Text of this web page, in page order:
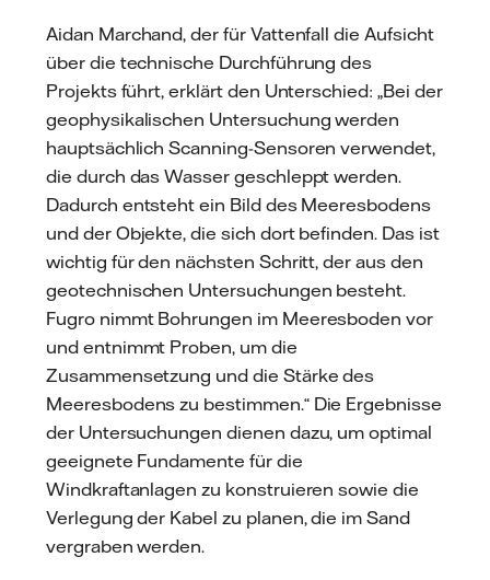
Aidan Marchand, der für Vattenfall die Aufsicht
über die technische Durchführung des
Projekts führt, erklärt den Unterschied: „Bei der
geophysikalischen Untersuchung werden
hauptsächlich Scanning-Sensoren verwendet,
die durch das Wasser geschleppt werden.
Dadurch entsteht ein Bild des Meeresbodens
und der Objekte, die sich dort befinden. Das ist
wichtig für den nächsten Schritt, der aus den
geotechnischen Untersuchungen besteht.
Fugro nimmt Bohrungen im Meeresboden vor
und entnimmt Proben, um die
Zusammensetzung und die Stärke des
Meeresbodens zu bestimmen.“ Die Ergebnisse
der Untersuchungen dienen dazu, um optimal
geeignete Fundamente für die
Windkraftanlagen zu konstruieren sowie die
Verlegung der Kabel zu planen, die im Sand
vergraben werden.